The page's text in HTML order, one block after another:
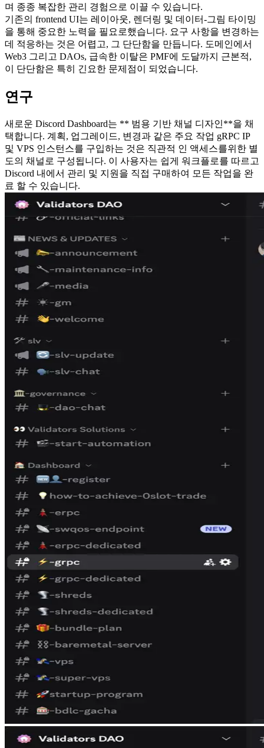
며 종종 복잡한 관리 경험으로 이끌 수 있습니다.
기존의 frontend UI는 레이아웃, 렌더링 및 데이터-그림 타이밍
을 통해 중요한 노력을 필요로했습니다. 요구 사항을 변경하는
데 적응하는 것은 어렵고, 그 단단함을 만듭니다. 도메인에서
Web3 그리고 DAOs, 급속한 이탈은 PMF에 도달까지 근본적,
이 단단함은 특히 긴요한 문제점이 되었습니다.
연구
새로운 Discord Dashboard는 ** 범용 기반 채널 디자인**을 채
택합니다. 계획, 업그레이드, 변경과 같은 주요 작업 gRPC IP
및 VPS 인스턴스를 구입하는 것은 직관적 인 액세스를위한 별
도의 채널로 구성됩니다. 이 사용자는 쉽게 워크플로를 따르고
Discord 내에서 관리 및 지원을 직접 구매하여 모든 작업을 완
료 할 수 있습니다.